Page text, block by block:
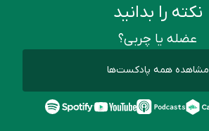
نکته را بدانید
عضله یا چربی؟
مشاهده همه پادکست‌ها